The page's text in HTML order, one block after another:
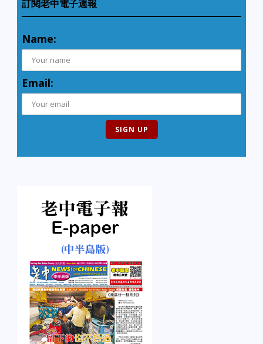
訂閱老中電子週報
Name:
Email: